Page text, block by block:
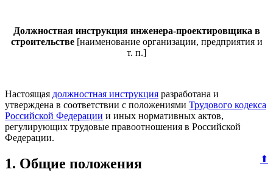
Должностная инструкция инженера-проектировщика в
строительстве[наименование организации, предприятия и
т. п.]
Настоящая должностная инструкция разработана и
утверждена в соответствии с положениями Трудового кодекса
Российской Федерации и иных нормативных актов,
регулирующих трудовые правоотношения в Российской
Федерации.
⬆
1. Общие положения